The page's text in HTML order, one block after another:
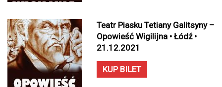
Teatr Piasku Tetiany Galitsyny –
Opowieść Wigilijna • Łódź •
21.12.2021
KUP BILET